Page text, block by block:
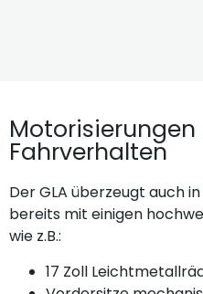
Motorisierungen
Fahrverhalten
Der GLA überzeugt auch
bereits mit einigen
wie z.B.:
17 Zoll